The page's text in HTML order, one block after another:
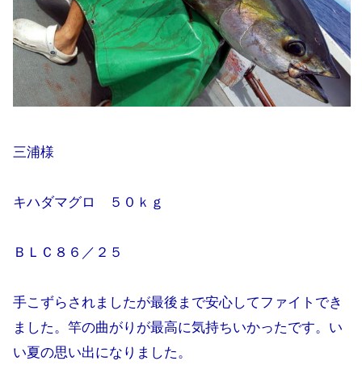
三浦様
キハダマグロ ５０ｋｇ
ＢＬＣ８６／２５
手こずらされましたが最後まで安心してファイトでき
ました。竿の曲がりが最高に気持ちいかったです。い
い夏の思い出になりました。